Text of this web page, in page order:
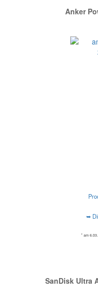
Anker
➥
* am
SanDisk Ultra